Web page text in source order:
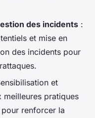
des incidents :
et mise en
des incidents pour
et
pratiques
renforcer la